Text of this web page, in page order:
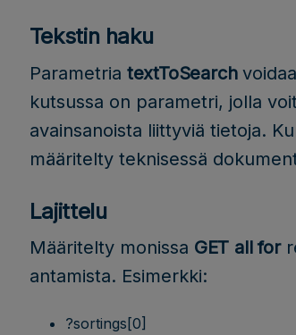
Tekstin haku
Parametria textToSearch
kutsussa on parametri, jolla
avainsanoista liittyviä tietoja.
määritelty teknisessä
Lajittelu
Määritelty monissa GET all for
antamista. Esimerkki:
?sortings[0]